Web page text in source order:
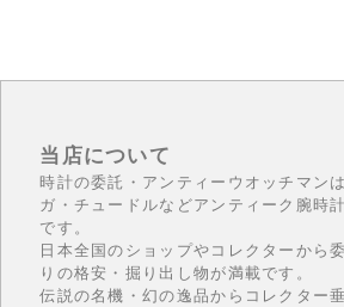
当店について
時計の委託・アンティーウオッチマン
ガ・チュードルなどアンティーク腕時
です。
日本全国のショップやコレクターから
りの格安・掘り出し物が満載です。
伝説の名機・幻の逸品からコレクター